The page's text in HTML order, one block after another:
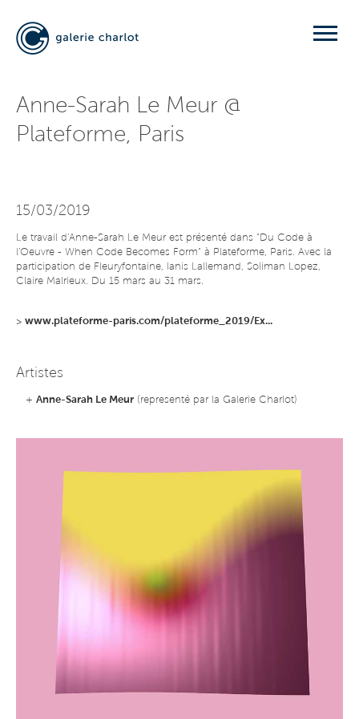
Anne-Sarah Le Meur @
Plateforme, Paris
15/03/2019
Le travail d'Anne-Sarah Le Meur est présenté dans "Du Code à
l'Oeuvre - When Code Becomes Form" à Plateforme, Paris. Avec la
participation de Fleuryfontaine, Ianis Lallemand, Soliman Lopez,
Claire Malrieux. Du 15 mars au 31 mars.
> www.plateforme-paris.com/plateforme_2019/Ex...
Artistes
+ Anne-Sarah Le Meur (representé par la Galerie Charlot)